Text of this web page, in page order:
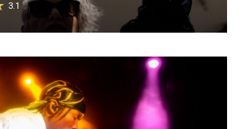
3.1